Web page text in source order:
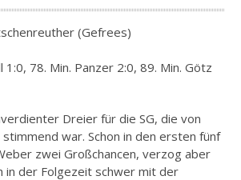
(Gefrees)
1:0, 78. Min. Panzer 2:0, 89. Min. Götz
Dreier für die SG, die von
war. Schon in den ersten fünf
zwei Großchancen, verzog aber
in der Folgezeit schwer mit der